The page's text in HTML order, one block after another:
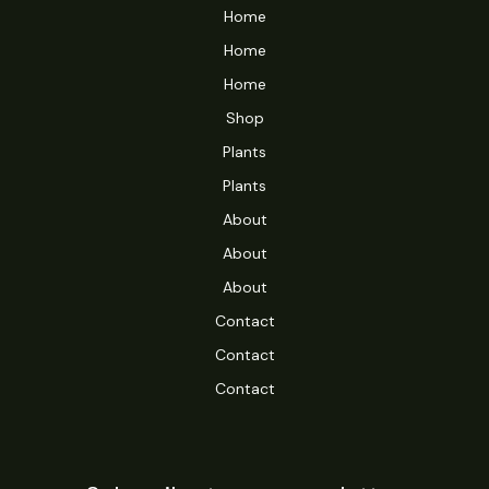
Home
Home
Home
Shop
Plants
Plants
About
About
About
Contact
Contact
Contact